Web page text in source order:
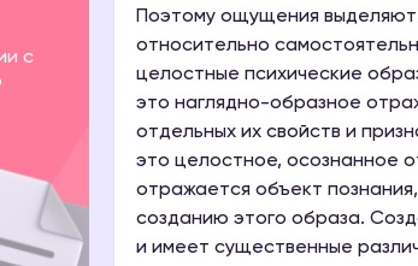
Поэтому ощущения выделяют
относительно
целостные психические
это наглядно-образное
отдельных их свойств и
это целостное, осознанное
отражается объект
созданию этого образа.
и имеет существенные
с